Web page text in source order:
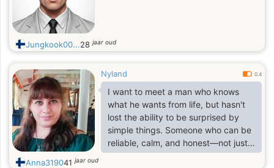
Jungkook00...28jaar oud
Nyland 0.4
I want to meet a man who knows
what he wants from life, but hasn't
lost the ability to be surprised by
simple things. Someone who can be
reliable, calm, and honest—not just
with me, but with himself.
Anna319041jaar oud